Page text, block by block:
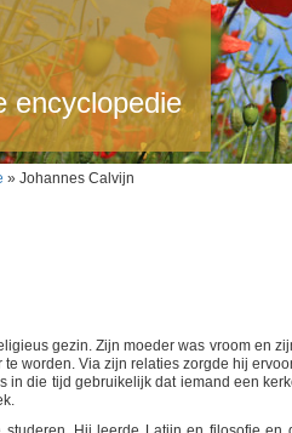
encyclopedie
» Johannes Calvijn
gezin. Zijn moeder was vroom en
worden. Via zijn relaties zorgde hij
in die tijd gebruikelijk dat iemand een